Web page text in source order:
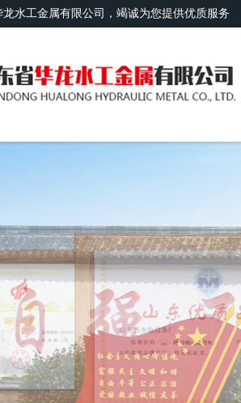
水工金属有限公司，竭诚为您提供优质服务